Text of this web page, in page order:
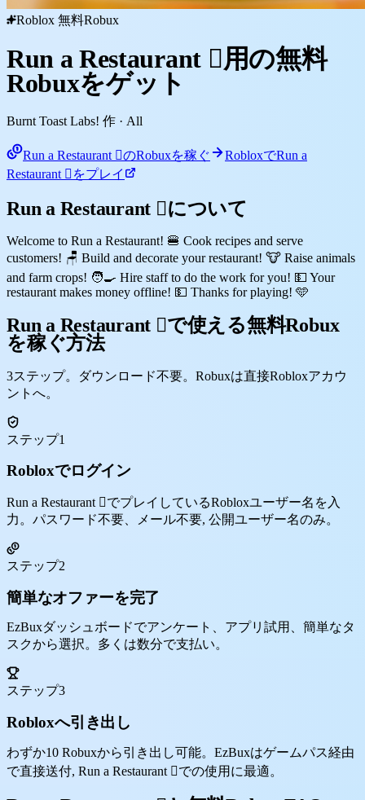
Roblox 無料Robux
Run a Restaurant 🏻用の無料
Robuxをゲット
Burnt Toast Labs! 作 · All
Run a Restaurant 🏻のRobuxを稼ぐ
RobloxでRun a
Restaurant 🏻をプレイ
Run a Restaurant 🏻について
Welcome to Run a Restaurant! 🍔 Cook recipes and serve
customers! 🪑 Build and decorate your restaurant! 🐮 Raise animals
and farm crops! 🧑‍🍳 Hire staff to do the work for you! 💵 Your
restaurant makes money offline! 💵 Thanks for playing! 🩵
Run a Restaurant 🏻で使える無料Robux
を稼ぐ方法
3ステップ。ダウンロード不要。Robuxは直接Robloxアカウ
ントへ。
ステップ1
Robloxでログイン
Run a Restaurant 🏻でプレイしているRobloxユーザー名を入
力。パスワード不要、メール不要, 公開ユーザー名のみ。
ステップ2
簡単なオファーを完了
EzBuxダッシュボードでアンケート、アプリ試用、簡単なタ
スクから選択。多くは数分で支払い。
ステップ3
Robloxへ引き出し
わずか10 Robuxから引き出し可能。EzBuxはゲームパス経由
で直接送付, Run a Restaurant 🏻での使用に最適。